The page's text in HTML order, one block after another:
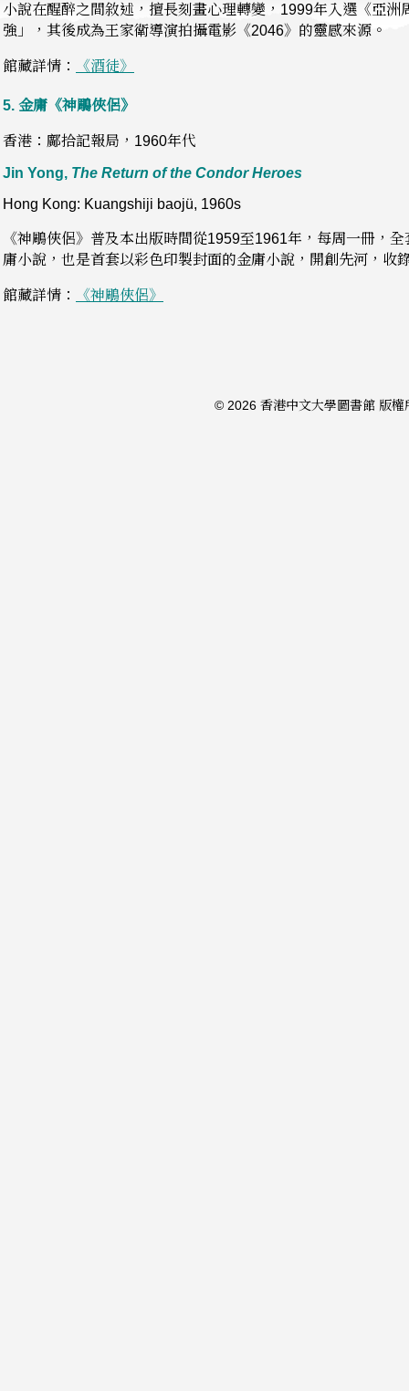
小說在醒醉之間敘述，擅長刻畫心理轉變，1999年入選《亞洲
強」，其後成為王家衛導演拍攝電影《2046》的靈感來源。
館藏詳情： 《酒徒》
5. 金庸《神鵰俠侶》
香港：鄺拾記報局，1960年代
Jin Yong, The Return of the Condor Heroes
Hong Kong: Kuangshiji baojü, 1960s
《神鵰俠侶》普及本出版時間從1959至1961年，每周一冊，
庸小說，也是首套以彩色印製封面的金庸小說，開創先河，收
館藏詳情： 《神鵰俠侶》
© 2026 香港中文大學圖書館 版權